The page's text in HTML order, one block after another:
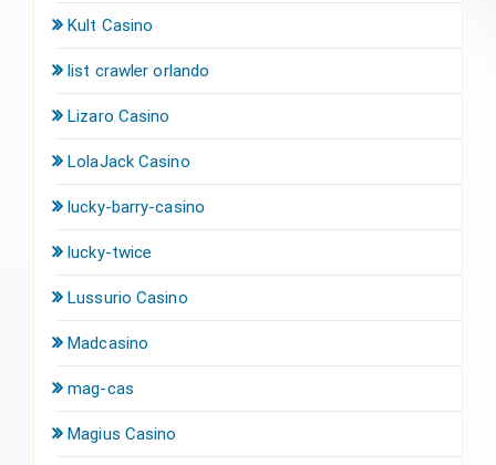
Kult Casino
list crawler orlando
Lizaro Casino
LolaJack Casino
lucky-barry-casino
lucky-twice
Lussurio Casino
Madcasino
mag-cas
Magius Casino